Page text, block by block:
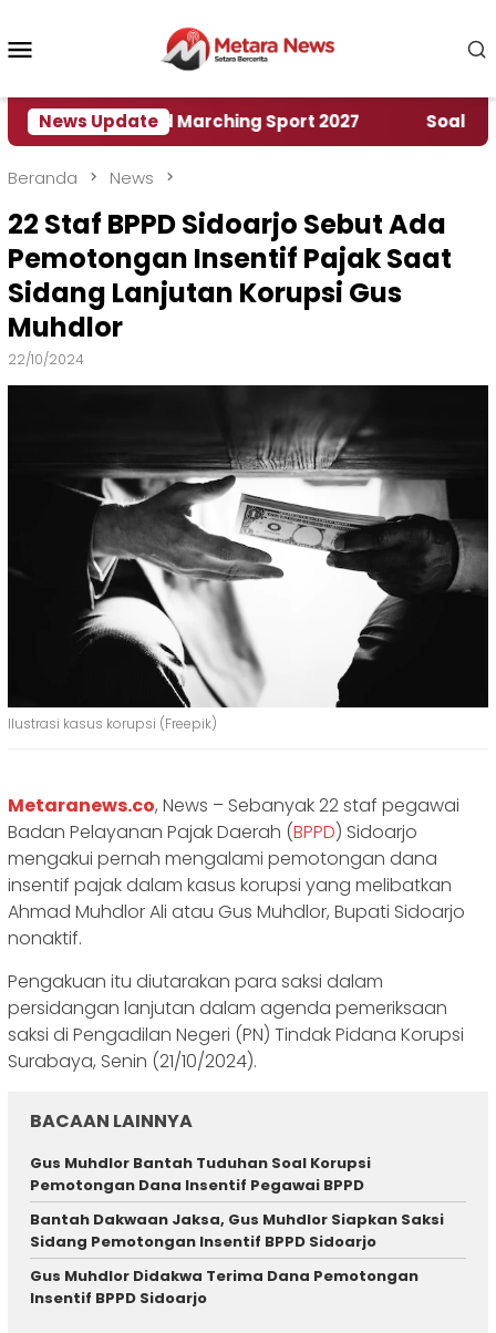
konten
News Update
World Marching Sport 2027 ‎Soal Rencana
Beranda News
22 Staf BPPD Sidoarjo Sebut Ada
Pemotongan Insentif Pajak Saat
Sidang Lanjutan Korupsi Gus
Muhdlor
22/10/2024
Ilustrasi kasus korupsi (Freepik)
Metaranews.co, News – Sebanyak 22 staf pegawai
Badan Pelayanan Pajak Daerah (BPPD) Sidoarjo
mengakui pernah mengalami pemotongan dana
insentif pajak dalam kasus korupsi yang melibatkan
Ahmad Muhdlor Ali atau Gus Muhdlor, Bupati Sidoarjo
nonaktif.
Pengakuan itu diutarakan para saksi dalam
persidangan lanjutan dalam agenda pemeriksaan
saksi di Pengadilan Negeri (PN) Tindak Pidana Korupsi
Surabaya, Senin (21/10/2024).
BACAAN LAINNYA
Gus Muhdlor Bantah Tuduhan Soal Korupsi
Pemotongan Dana Insentif Pegawai BPPD
Bantah Dakwaan Jaksa, Gus Muhdlor Siapkan Saksi
Sidang Pemotongan Insentif BPPD Sidoarjo
Gus Muhdlor Didakwa Terima Dana Pemotongan
Insentif BPPD Sidoarjo